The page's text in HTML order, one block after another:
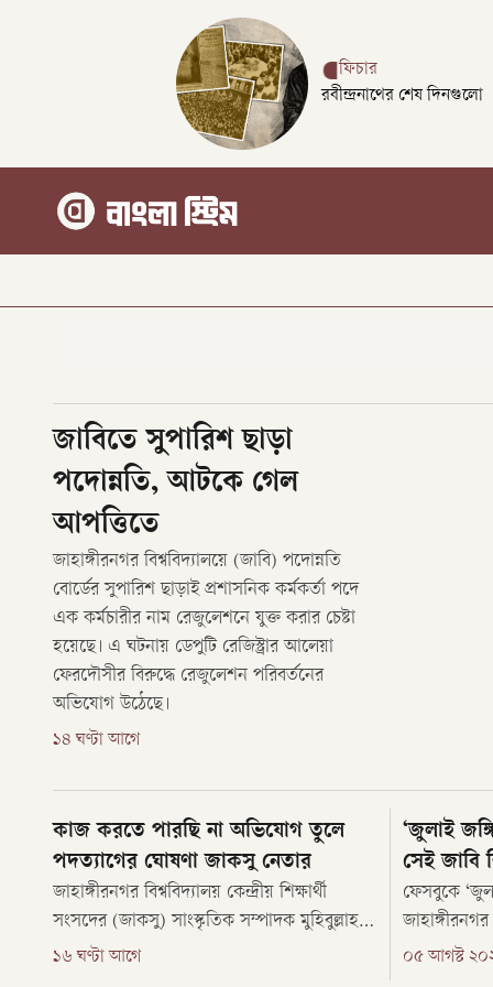
ফিচার
রবীন্দ্রনাথের শেষ দিনগুলো
জাবিতে সুপারিশ ছাড়া
পদোন্নতি, আটকে গেল
আপত্তিতে
জাহাঙ্গীরনগর বিশ্ববিদ্যালয়ে (জাবি) পদোন্নতি
বোর্ডের সুপারিশ ছাড়াই প্রশাসনিক কর্মকর্তা পদে
এক কর্মচারীর নাম রেজুলেশনে যুক্ত করার চেষ্টা
হয়েছে। এ ঘটনায় ডেপুটি রেজিস্ট্রার আলেয়া
ফেরদৌসীর বিরুদ্ধে রেজুলেশন পরিবর্তনের
অভিযোগ উঠেছে।
১৪ ঘণ্টা আগে
কাজ করতে পারছি না অভিযোগ তুলে
পদত্যাগের ঘোষণা জাকসু নেতার
জাহাঙ্গীরনগর বিশ্ববিদ্যালয় কেন্দ্রীয় শিক্ষার্থী
সংসদের (জাকসু) সাংস্কৃতিক সম্পাদক মুহিবুল্লাহ
শেখ (জিসান) পদত্যাগের ঘোষণা দিয়েছেন।
১৬ ঘণ্টা আগে
‘জুলাই
সেই জাবি
ফেসবুকে
জাহাঙ্গীরনগর
শারাফাত
০৫ আগস্ট